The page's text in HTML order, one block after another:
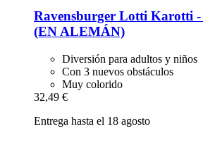
Ravensburger Lotti Karotti -​
(EN ALEMÁN)
Diversión para adultos y niños
Con 3 nuevos obstáculos
Muy colorido
32,49 €
Entrega hasta el 18 agosto